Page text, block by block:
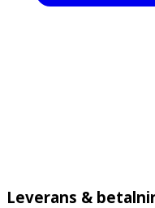
Leverans &